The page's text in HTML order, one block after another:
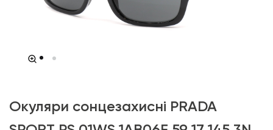
Окуляри сонцезахисні PRADA